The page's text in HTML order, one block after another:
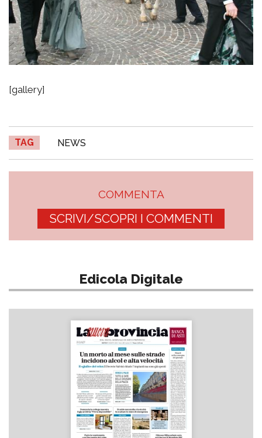
[gallery]
TAG NEWS
COMMENTA
SCRIVI/SCOPRI I COMMENTI
Edicola Digitale